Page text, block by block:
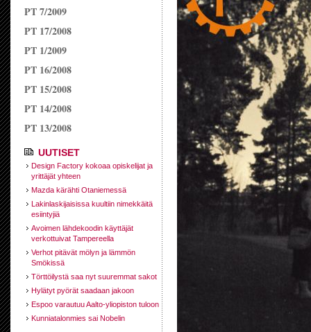
PT 7/2009
PT 17/2008
PT 1/2009
PT 16/2008
PT 15/2008
PT 14/2008
PT 13/2008
UUTISET
Design Factory kokoaa opiskelijat ja
yrittäjät yhteen
Mazda kärähti Otaniemessä
Lakinlaskijaisissa kuultiin nimekkäitä
esiintyjiä
Avoimen lähdekoodin käyttäjät
verkottuivat Tampereella
Verhot pitävät mölyn ja lämmön
Smökissä
Törttöilystä saa nyt suuremmat sakot
Hylätyt pyörät saadaan jakoon
Espoo varautuu Aalto-yliopiston tuloon
Kunniatalonmies sai Nobelin